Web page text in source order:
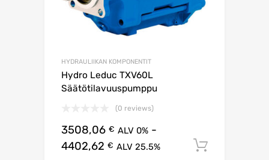
HYDRAULIIKAN KOMPONENTIT
Hydro Leduc TXV60L
Säätötilavuuspumppu
(0 reviews)
3508,06 € ALV 0% -
4402,62 € ALV 25.5%